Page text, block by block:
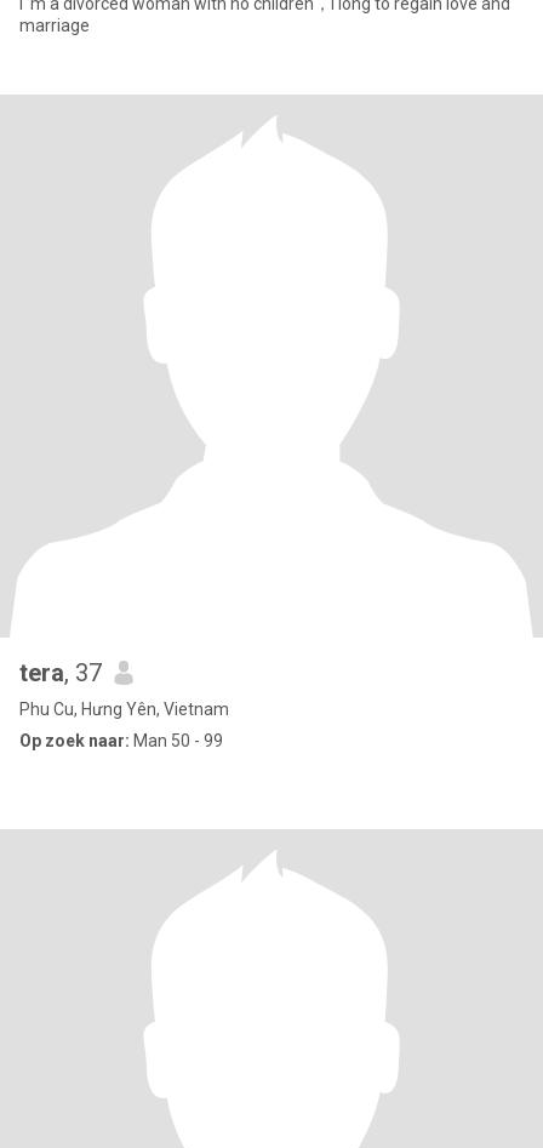
marriage
tera, 37
Phu Cu, Hưng Yên, Vietnam
Op zoek naar: Man 50 - 99